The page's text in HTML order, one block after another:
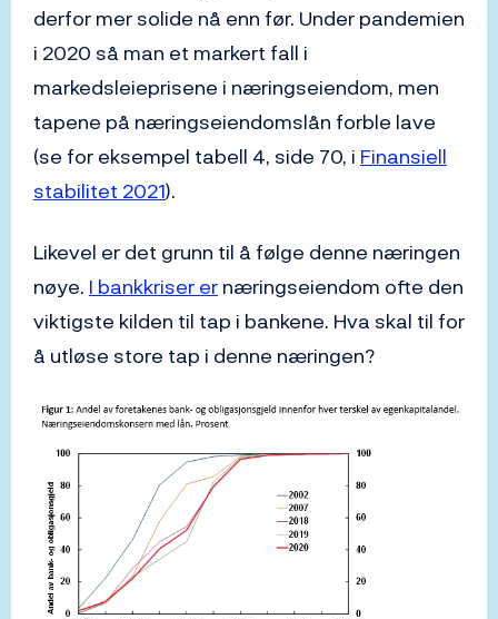
derfor mer solide nå enn før. Under pandemien
i 2020 så man et markert fall i
markedsleieprisene i næringseiendom, men
tapene på næringseiendomslån forble lave
(se for eksempel tabell 4, side 70, i Finansiell
stabilitet 2021).
Likevel er det grunn til å følge denne næringen
nøye. I bankkriser ernæringseiendom ofte den
viktigste kilden til tap i bankene. Hva skal til for
å utløse store tap i denne næringen?